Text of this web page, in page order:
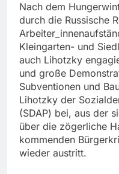
Nach dem
durch die Russische
Kleingarten- und
auch Lihotzky
und große
Subventionen und
Lihotzky der
(SDAP) bei, aus der
über die zögerliche
kommenden
wieder austritt.